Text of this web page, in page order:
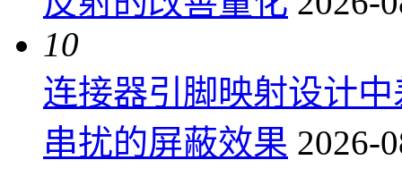
10
连接器引脚映射设计
串扰的屏蔽效果 2026-